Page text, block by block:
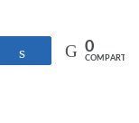
Compartir
0
COMPARTIR